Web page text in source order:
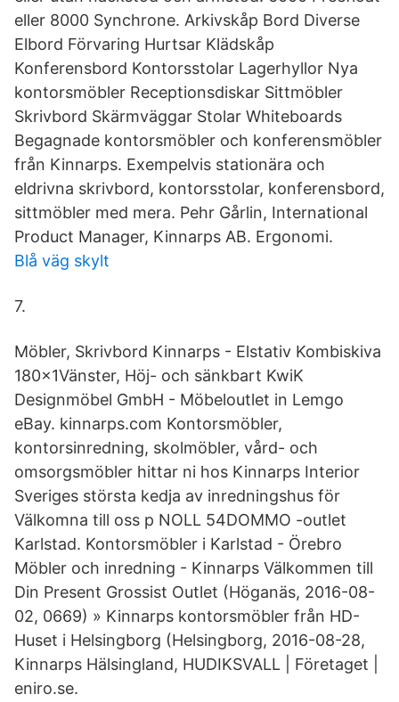
eller 8000 Synchrone. Arkivskåp Bord Diverse
Elbord Förvaring Hurtsar Klädskåp
Konferensbord Kontorsstolar Lagerhyllor Nya
kontorsmöbler Receptionsdiskar Sittmöbler
Skrivbord Skärmväggar Stolar Whiteboards
Begagnade kontorsmöbler och konferensmöbler
från Kinnarps. Exempelvis stationära och
eldrivna skrivbord, kontorsstolar, konferensbord,
sittmöbler med mera. Pehr Gårlin, International
Product Manager, Kinnarps AB. Ergonomi.
Blå väg skylt
7.
Möbler, Skrivbord Kinnarps - Elstativ Kombiskiva
180x1Vänster, Höj- och sänkbart KwiK
Designmöbel GmbH - Möbeloutlet in Lemgo
eBay. kinnarps.com Kontorsmöbler,
kontorsinredning, skolmöbler, vård- och
omsorgsmöbler hittar ni hos Kinnarps Interior
Sveriges största kedja av inredningshus för
Välkomna till oss p NOLL 54DOMMO -outlet
Karlstad. Kontorsmöbler i Karlstad - Örebro
Möbler och inredning - Kinnarps Välkommen till
Din Present Grossist Outlet (Höganäs, 2016-08-
02, 0669) » Kinnarps kontorsmöbler från HD-
Huset i Helsingborg (Helsingborg, 2016-08-28,
Kinnarps Hälsingland, HUDIKSVALL | Företaget |
eniro.se.